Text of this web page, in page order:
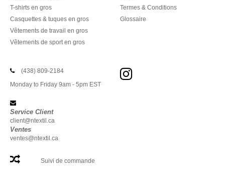
T-shirts en gros
Casquettes & tuques en gros
Vêtements de travail en gros
Vêtements de sport en gros
Termes & Conditions
Glossaire
(438) 809-2184
Monday to Friday 9am - 5pm EST
Service Client
client@ntextil.ca
Ventes
ventes@ntextil.ca
Suivi de commande